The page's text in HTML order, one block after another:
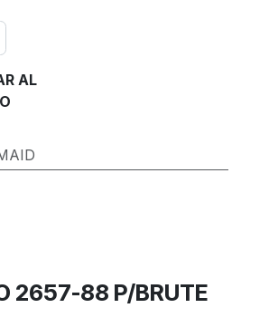
AL
2657-88 P/BRUTE